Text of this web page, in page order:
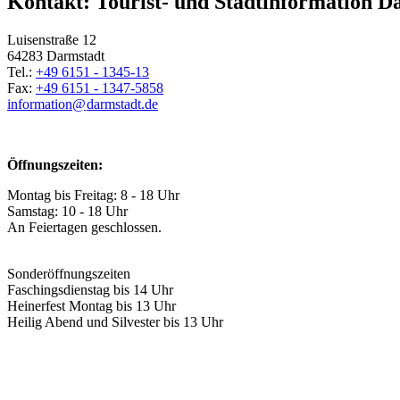
Luisenstraße 12
64283 Darmstadt
Tel.: +49 6151 - 1345-13
Fax: +49 6151 - 1347-5858
information@darmstadt.de
Öffnungszeiten:
Montag bis Freitag: 8 - 18 Uhr
Samstag: 10 - 18 Uhr
An Feiertagen geschlossen.
Sonderöffnungszeiten
Faschingsdienstag bis 14 Uhr
Heinerfest Montag bis 13 Uhr
Heilig Abend und Silvester bis 13 Uhr